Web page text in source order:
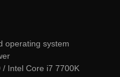
operating system
Intel Core i7 7700K